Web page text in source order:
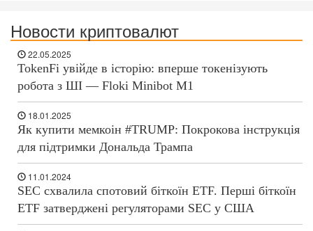
Новости криптовалют
22.05.2025
TokenFi увійде в історію: вперше токенізують
робота з ШІ — Floki Minibot M1
18.01.2025
Як купити мемкоін #TRUMP: Покрокова інструкція
для підтримки Дональда Трампа
11.01.2024
SEC схвалила спотовий біткоїн ETF. Перші біткоїн
ETF затверджені регуляторами SEC у США